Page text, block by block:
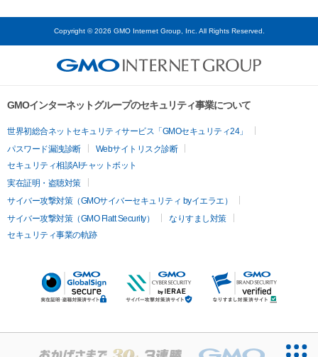
Copyright © 2026 GMO Internet Group, Inc. All Rights Reserved.
GMOインターネットグループのセキュリティ事業について
世界初総合ネットセキュリティサービス「GMOセキュリティ24」
パスワード漏洩診断
Webサイトリスク診断
セキュリティ相談AIチャットボット
実在証明・盗聴対策
サイバー攻撃対策（GMOサイバーセキュリティ byイエラエ）
サイバー攻撃対策（GMO Flatt Security）
なりすまし対策
セキュリティ事業の軌跡